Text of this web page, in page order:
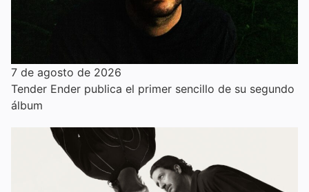
7 de agosto de 2026
Tender Ender publica el primer sencillo de su segundo
álbum